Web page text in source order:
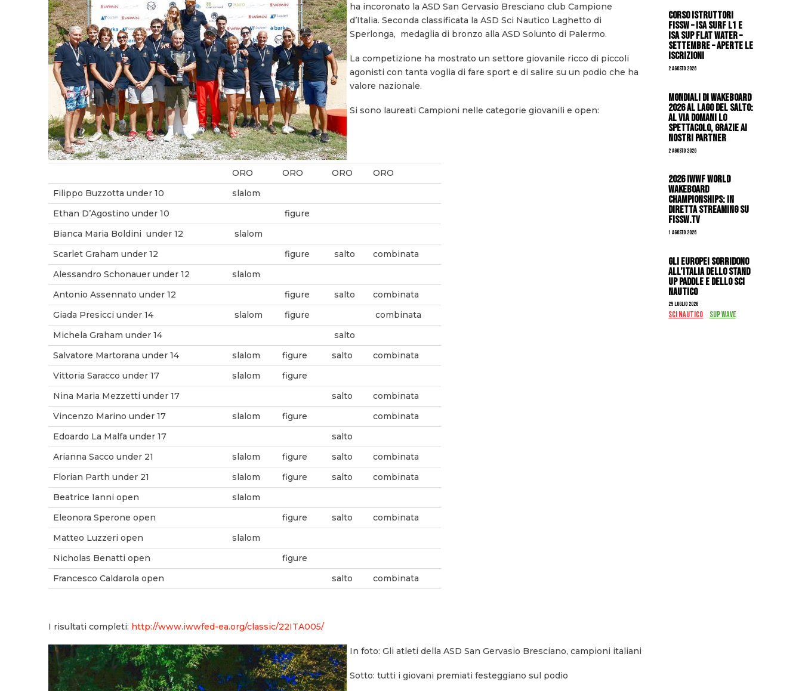
ha incoronato la ASD San Gervasio Bresciano club Campione
d’Italia. Seconda classificata la ASD Sci Nautico Laghetto di
Sperlonga, medaglia di bronzo alla ASD Solunto di Palermo.
La competizione ha mostrato un settore giovanile ricco di piccoli
agonisti con tanta voglia di fare sport e di salire su un podio che ha
valore nazionale.
Si sono laureati Campioni nelle categorie giovanili e open:
ORO ORO ORO
ORO
Filippo Buzzotta under 10
slalom
Ethan D’Agostino under 10
figure
Bianca Maria Boldini under 12
slalom
Scarlet Graham under 12
figure salto
combinata
Alessandro Schonauer under 12
slalom
Antonio Assennato under 12
figure salto
combinata
Giada Presicci under 14
slalom figure
combinata
Michela Graham under 14
salto
Salvatore Martorana under 14
slalom figure salto
combinata
Vittoria Saracco under 17
slalom
figure
Nina Maria Mezzetti under 17
salto
combinata
Vincenzo Marino under 17
slalom figure
combinata
Edoardo La Malfa under 17
salto
Arianna Sacco under 21
slalom figure salto
combinata
Florian Parth under 21
slalom figure salto
combinata
Beatrice Ianni open
slalom
Eleonora Sperone open
figure salto
combinata
Matteo Luzzeri open
slalom
Nicholas Benatti open
figure
Francesco Caldarola open
salto combinata
I risultati completi: http://www.iwwfed-ea.org/classic/22ITA005/
In foto: Gli atleti della ASD San Gervasio Bresciano, campioni italiani
Sotto: tutti i giovani premiati festeggiano sul podio
CORSO ISTRUTTORI
FISSW – ISA SURF L1 e
ISA SUP Flat Water –
SETTEMBRE – APERTE LE
ISCRIZIONI
2 Agosto 2026
Mondiali di Wakeboard
2026 al Lago del Salto:
al via domani lo
spettacolo, grazie ai
nostri Partner
2 Agosto 2026
2026 IWWF WORLD
WAKEBOARD
CHAMPIONSHIPS: IN
DIRETTA STREAMING SU
FISSW.TV
1 Agosto 2026
Gli Europei sorridono
all’Italia dello stand
up paddle e dello sci
nautico
29 Luglio 2026
SCI NAUTICO SUP WAVE